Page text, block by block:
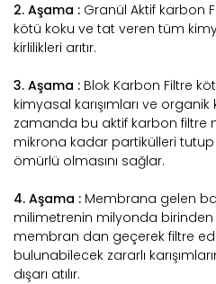
2. Aşama : Granül Aktif karbon
kötü koku ve tat veren tüm
kirlilikleri arıtır.
3. Aşama : Blok Karbon Filtre
kimyasal karışımları ve organik
zamanda bu aktif karbon filtre
mikrona kadar partikülleri
ömürlü olmasını sağlar.
4. Aşama : Membrana gelen
milimetrenin milyonda
membran dan geçerek filtre
bulunabilecek zararlı
dışarı atılır.